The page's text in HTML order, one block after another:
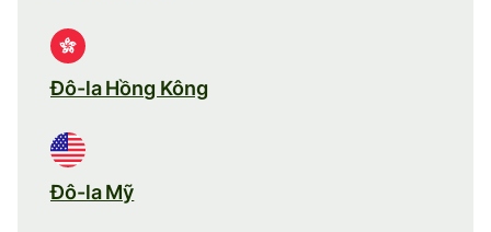
Đô-la Hồng Kông
Đô-la Mỹ